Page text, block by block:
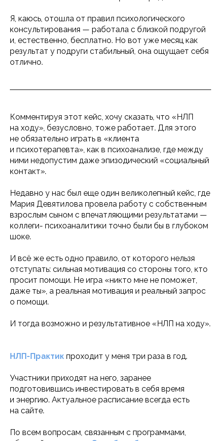
Я, каюсь, отошла от правил психологического
консультирования — работала с близкой подругой
и, естественно, бесплатно. Но вот уже месяц как
результат у подруги стабильный, она ощущает себя
отлично.
Комментируя этот кейс, хочу сказать, что «НЛП
на ходу», безусловно, тоже работает. Для этого
не обязательно играть в «клиента
и психотерапевта», как в психоанализе, где между
ними недопустим даже эпизодический «социальный
контакт».
Недавно у нас был еще один великолепный кейс, где
Мария Девятилова провела работу с собственным
взрослым сыном с впечатляющими результатами —
коллеги- психоаналитики точно были бы в глубоком
шоке.
И всё же есть одно правило, от которого нельзя
отступать: сильная мотивация со стороны того, кто
просит помощи. Не игра «никто мне не поможет,
даже ты», а реальная мотивация и реальный запрос
о помощи.
И тогда возможно и результативное «НЛП на ходу».
НЛП-Практик проходит у меня три раза в год.
Участники приходят на него, заранее
подготовившись инвестировать в себя время
и энергию. Актуальное расписание всегда есть
на сайте.
По всем вопросам, связанным с программами,